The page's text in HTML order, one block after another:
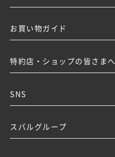
お買い物ガイド
特約店・ショップの皆さまへ
SNS
スバルグループ